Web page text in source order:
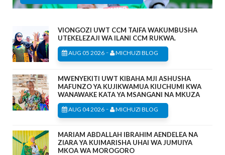
VIONGOZI UWT CCM TAIFA WAKUMBUSHA
UTEKELEZAJI WA ILANI CCM RUKWA.
AUG 05 2026 - MICHUZI BLOG
MWENYEKITI UWT KIBAHA MJI ASHUSHA
MAFUNZO YA KUJIKWAMUA KIUCHUMI KWA
WANAWAKE KATA YA MSANGANI NA MKUZA
AUG 04 2026 - MICHUZI BLOG
MARIAM ABDALLAH IBRAHIM AENDELEA NA
ZIARA YA KUIMARISHA UHAI WA JUMUIYA
MKOA WA MOROGORO